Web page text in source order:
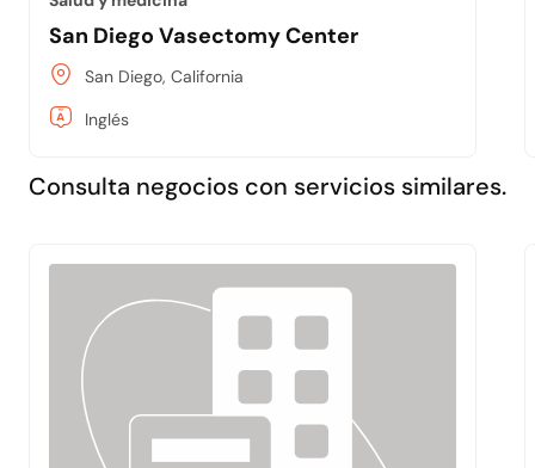
San Diego Vasectomy Center
San Diego, California
Inglés
Consulta negocios con servicios similares.